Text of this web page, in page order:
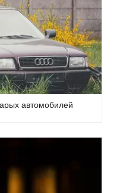
автомобилей